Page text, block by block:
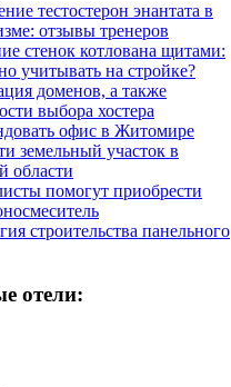
тестостерон энантата в
отзывы тренеров
стенок котлована щитами:
учитывать на стройке?
доменов, а также
выбора хостера
офис в Житомире
земельный участок в
области
помогут приобрести
строительства панельного
отели: